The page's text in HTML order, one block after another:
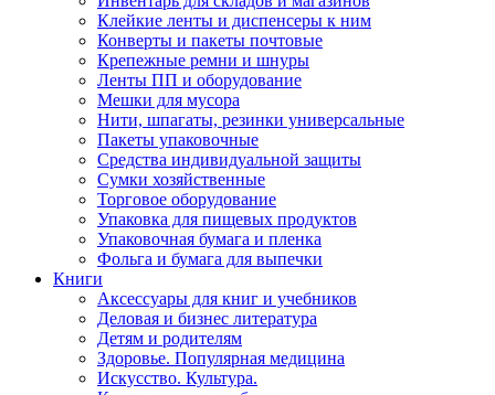
Клейкие ленты и диспенсеры к ним
Конверты и пакеты почтовые
Крепежные ремни и шнуры
Ленты ПП и оборудование
Мешки для мусора
Нити, шпагаты, резинки универсальные
Пакеты упаковочные
Средства индивидуальной защиты
Сумки хозяйственные
Торговое оборудование
Упаковка для пищевых продуктов
Упаковочная бумага и пленка
Фольга и бумага для выпечки
Книги
Аксессуары для книг и учебников
Деловая и бизнес литература
Детям и родителям
Здоровье. Популярная медицина
Искусство. Культура.